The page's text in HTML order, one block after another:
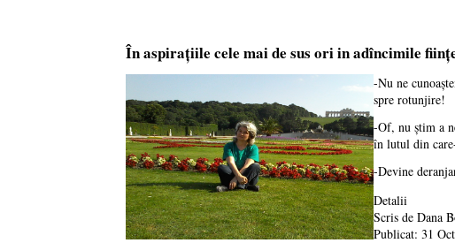
În aspirațiile cele mai de sus ori in adîncimile
-Nu ne
spre rotunjire!
-Of, nu știm a
în lutul din
-Devine
Detalii
Scris de Dana
Publicat: 31